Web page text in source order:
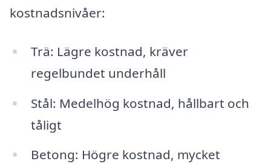
kostnadsnivåer:
Trä: Lägre kostnad, kräver
regelbundet underhåll
Stål: Medelhög kostnad, hållbart och
tåligt
Betong: Högre kostnad, mycket